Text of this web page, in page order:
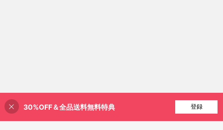
22% 割引！ 買い物かごに追加
30%OFF＆全品送料無料特典 登録